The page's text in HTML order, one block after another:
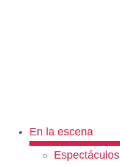
En la escena
Espectáculos